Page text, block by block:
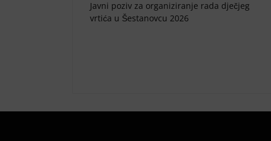
Javni poziv za organiziranje rada dječjeg
vrtića u Šestanovcu 2026